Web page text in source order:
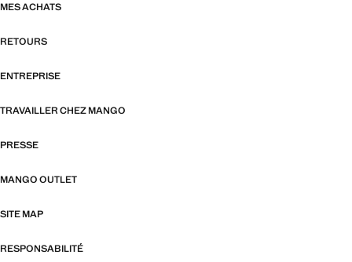
MES ACHATS
RETOURS
ENTREPRISE
TRAVAILLER CHEZ MANGO
PRESSE
MANGO OUTLET
SITE MAP
RESPONSABILITÉ